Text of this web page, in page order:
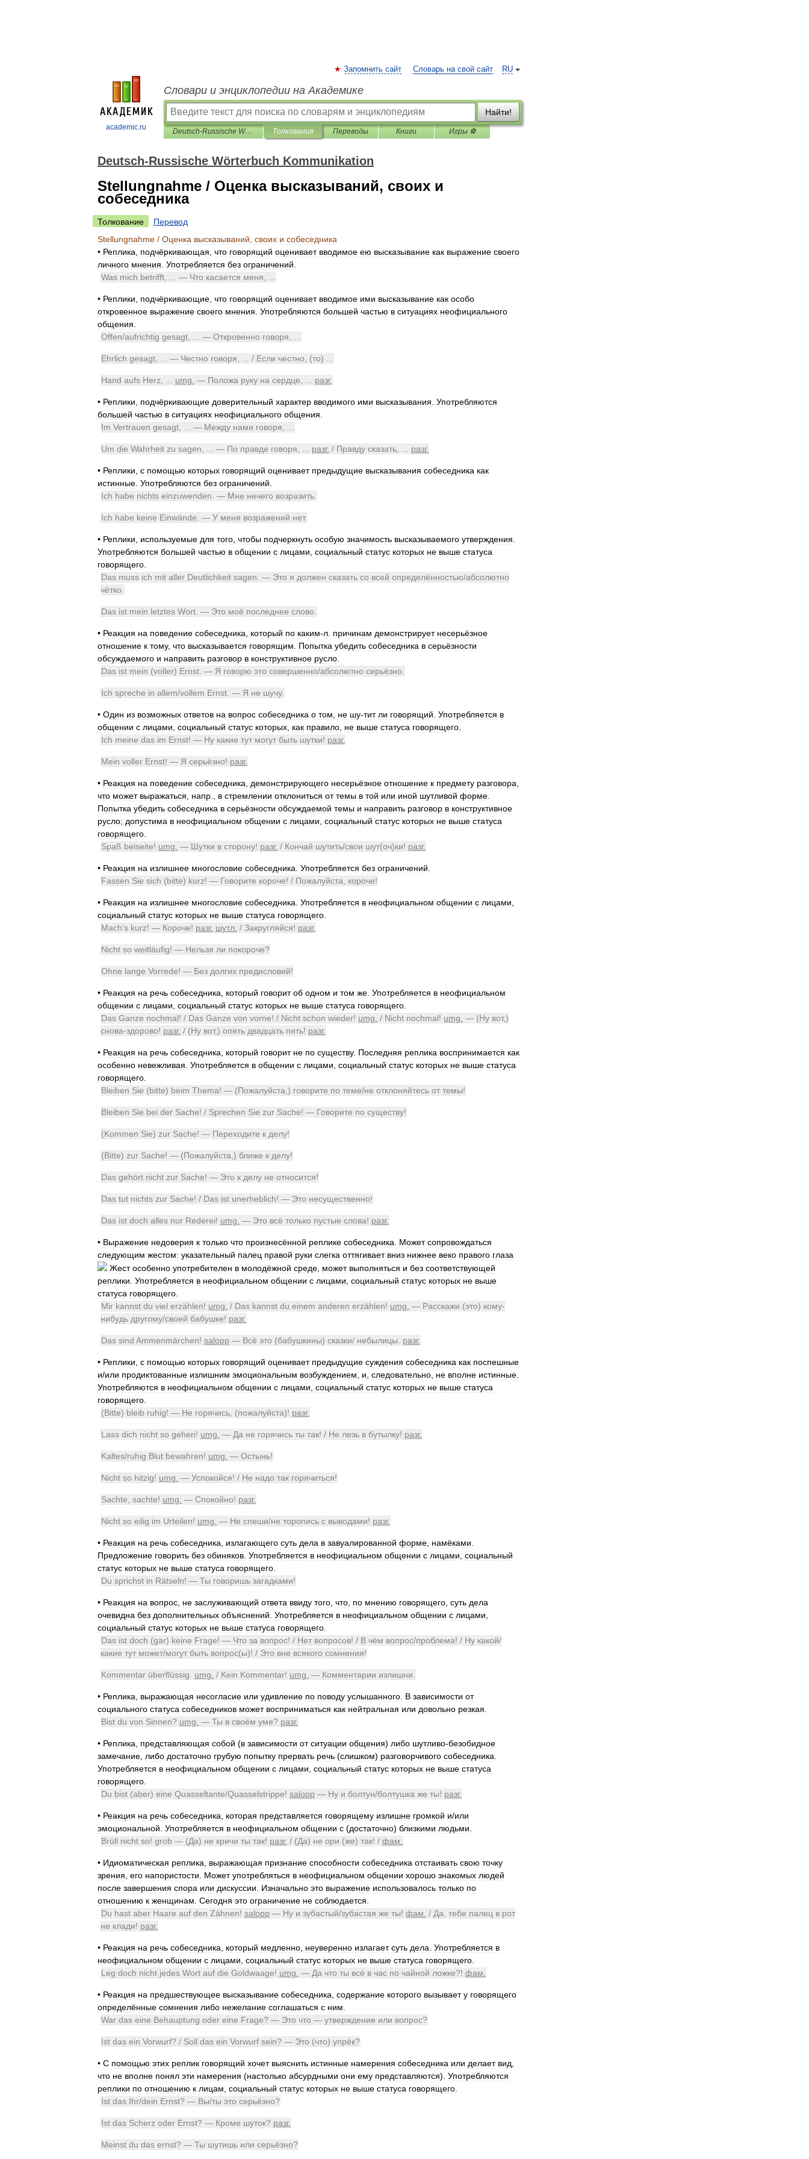
academic.ru
RU
Запомнить сайт Словарь на свой сайт
Словари и энциклопедии на Академике
Найти!
Deutsch-Russische Wörterbuch Kommunikation Толкования Переводы Книги Игры ⚽
Deutsch-Russische Wörterbuch Kommunikation
Stellungnahme / Оценка высказываний, своих и
собеседника
Толкование
Перевод
Stellungnahme / Оценка высказываний своих и собеседника
• Реплика подчёркивающая что говорящий оценивает вводимое ею высказывание как выражение своего
личного мнения Употребляется без ограничений
Was mich betrifft , ... — Что касается меня
• Реплики подчёркивающие что говорящий оценивает вводимое ими высказывание как особо
откровенное выражение своего мнения Употребляются большей частью в ситуациях неофициального
общения
Offen/aufrichtig gesagt , ... — Откровенно говоря
Ehrlich gesagt , ... — Честно говоря , ... / Если честно , (то) ...
Hand aufs Herz umg — Положа руку на сердце разг.
• Реплики подчёркивающие доверительный характер вводимого ими высказывания Употребляются
большей частью в ситуациях неофициального общения
Im Vertrauen gesagt , ... — Между нами говоря
Um die Wahrheit zu sagen , ... — По правде говоря разг. / Правду сказать разг.
• Реплики с помощью которых говорящий оценивает предыдущие высказывания собеседника как
истинные Употребляются без ограничений
Ich habe nichts einzuwenden . — Мне нечего возразить
Ich habe keine Einwände . — У меня возражений нет.
• Реплики используемые для того чтобы подчеркнуть особую значимость высказываемого утверждения
Употребляются большей частью в общении с лицами социальный статус которых не выше статуса
говорящего
Das muss ich mit aller Deutlichkeit sagen . — Это я должен сказать со всей определённостью/абсолютно
чётко
Das ist mein letztes Wort . — Это моё последнее слово
• Реакция на поведение собеседника который по каким-л причинам демонстрирует несерьёзное
отношение к тому, что высказывается говорящим Попытка убедить собеседника в серьёзности
обсуждаемого и направить разговор в конструктивное русло
Das ist mein (voller) Ernst . — Я говорю это совершенно/абсолютно серьёзно
Ich spreche in allem/vollem Ernst . — Я не шучу.
• Один из возможных ответов на вопрос собеседника о том не шу-тит ли говорящий Употребляется в
общении с лицами социальный статус которых как правило не выше статуса говорящего
Ich meine das im Ernst! — Ну какие тут могут быть шутки! разг.
Mein voller Ernst! — Я серьёзно! разг.
• Реакция на поведение собеседника демонстрирующего несерьёзное отношение к предмету разговора
что может выражаться напр в стремлении отклониться от темы в той или иной шутливой форме
Попытка убедить собеседника в серьёзности обсуждаемой темы и направить разговор в конструктивное
русло; допустима в неофициальном общении с лицами социальный статус которых не выше статуса
говорящего
Spaß beiseite! umg — Шутки в сторону! разг. / Кончай шутить/свои шут(оч)ки! разг.
• Реакция на излишнее многословие собеседника Употребляется без ограничений
Fassen Sie sich (bitte) kurz! — Говорите короче! / Пожалуйста короче!
• Реакция на излишнее многословие собеседника Употребляется в неофициальном общении с лицами
социальный статус которых не выше статуса говорящего
Mach’s kurz! — Короче! разг. шутл / Закругляйся! разг.
Nicht so weitläufig! — Нельзя ли покороче?
Ohne lange Vorrede! — Без долгих предисловий!
• Реакция на речь собеседника который говорит об одном и том же Употребляется в неофициальном
общении с лицами социальный статус которых не выше статуса говорящего
Das Ganze nochmal! / Das Ganze von vorne! / Nicht schon wieder! umg / Nicht nochmal! umg — (Ну вот,)
снова-здорово! разг. / (Ну вот,) опять двадцать пять! разг.
• Реакция на речь собеседника который говорит не по существу. Последняя реплика воспринимается как
особенно невежливая Употребляется в общении с лицами социальный статус которых не выше статуса
говорящего
Bleiben Sie (bitte) beim Thema! — (Пожалуйста ,) говорите по теме/не отклоняйтесь от темы!
Bleiben Sie bei der Sache! / Sprechen Sie zur Sache! — Говорите по существу!
(Kommen Sie) zur Sache! — Переходите к делу!
(Bitte) zur Sache! — (Пожалуйста ,) ближе к делу!
Das gehört nicht zur Sache! — Это к делу не относится!
Das tut nichts zur Sache! / Das ist unerheblich! — Это несущественно!
Das ist doch alles nur Rederei! umg — Это всё только пустые слова! разг.
• Выражение недоверия к только что произнесённой реплике собеседника Может сопровождаться
следующим жестом: указательный палец правой руки слегка оттягивает вниз нижнее веко правого глаза
Жест особенно употребителен в молодёжной среде может выполняться и без соответствующей
реплики Употребляется в неофициальном общении с лицами социальный статус которых не выше
статуса говорящего
Mir kannst du viel erzählen! umg / Das kannst du einem anderen erzählen! umg — Расскажи (это) кому-
нибудь другому/своей бабушке! разг.
Das sind Ammenmärchen! salopp — Всё это (бабушкины) сказки/ небылицы разг.
• Реплики с помощью которых говорящий оценивает предыдущие суждения собеседника как поспешные
и/или продиктованные излишним эмоциональным возбуждением и следовательно не вполне истинные
Употребляются в неофициальном общении с лицами социальный статус которых не выше статуса
говорящего
(Bitte) bleib ruhig! — Не горячись , (пожалуйста)! разг.
Lass dich nicht so gehen! umg — Да не горячись ты так! / Не лезь в бутылку! разг.
Kaltes/ruhig Blut bewahren! umg — Остынь!
Nicht so hitzig! umg — Успокойся! / Не надо так горячиться!
Sachte sachte! umg — Спокойно! разг.
Nicht so eilig im Urteilen! umg — Не спеши/не торопись с выводами! разг.
• Реакция на речь собеседника излагающего суть дела в завуалированной форме намёками
Предложение говорить без обиняков Употребляется в неофициальном общении с лицами социальный
статус которых не выше статуса говорящего
Du sprichst in Rätseln! — Ты говоришь загадками!
• Реакция на вопрос не заслуживающий ответа ввиду того что по мнению говорящего суть дела
очевидна без дополнительных объяснений Употребляется в неофициальном общении с лицами
социальный статус которых не выше статуса говорящего
Das ist doch (gar) keine Frage! — Что за вопрос! / Нет вопросов! / В чём вопрос/проблема! / Ну какой/
какие тут может/могут быть вопрос(ы)! / Это вне всякого сомнения!
Kommentar überflüssig umg / Kein Kommentar! umg — Комментарии излишни
• Реплика выражающая несогласие или удивление по поводу услышанного В зависимости от
социального статуса собеседников может восприниматься как нейтральная или довольно резкая
Bist du von Sinnen? umg — Ты в своём уме? разг.
• Реплика представляющая собой (в зависимости от ситуации общения) либо шутливо-безобидное
замечание либо достаточно грубую попытку прервать речь (слишком) разговорчивого собеседника
Употребляется в неофициальном общении с лицами социальный статус которых не выше статуса
говорящего
Du bist (aber) eine Quasseltante/Quasselstrippe! salopp — Ну и болтун/болтушка же ты! разг.
• Реакция на речь собеседника которая представляется говорящему излишне громкой и/или
эмоциональной Употребляется в неофициальном общении с (достаточно) близкими людьми
Brüll nicht so! grob — (Да) не кричи ты так! разг. / (Да) не ори (же) так! / фам
• Идиоматическая реплика выражающая признание способности собеседника отстаивать свою точку
зрения его напористости Может употребляться в неофициальном общении хорошо знакомых людей
после завершения спора или дискуссии Изначально это выражение использовалось только по
отношению к женщинам Сегодня это ограничение не соблюдается
Du hast aber Haare auf den Zähnen! salopp — Ну и зубастый/зубастая же ты! фам / Да тебе палец в рот
не клади! разг.
• Реакция на речь собеседника который медленно неуверенно излагает суть дела Употребляется в
неофициальном общении с лицами социальный статус которых не выше статуса говорящего
Leg doch nicht jedes Wort auf die Goldwaage! umg — Да что ты всё в час по чайной ложке?! фам
• Реакция на предшествующее высказывание собеседника содержание которого вызывает у говорящего
определённые сомнения либо нежелание соглашаться с ним
War das eine Behauptung oder eine Frage? — Это что — утверждение или вопрос?
Ist das ein Vorwurf? / Soll das ein Vorwurf sein? — Это (что) упрёк?
• С помощью этих реплик говорящий хочет выяснить истинные намерения собеседника или делает вид
что не вполне понял эти намерения (настолько абсурдными они ему представляются). Употребляются
реплики по отношению к лицам социальный статус которых не выше статуса говорящего
Ist das Ihr/dein Ernst? — Вы/ты это серьёзно?
Ist das Scherz oder Ernst? — Кроме шуток? разг.
Meinst du das ernst? — Ты шутишь или серьёзно?